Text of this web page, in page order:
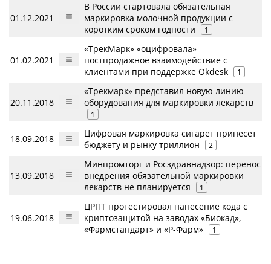
01.12.2021
В России стартовала обязательная
маркировка молочной продукции с
коротким сроком годности
1
01.02.2021
«ТрекМарк» «оцифровала»
постпродажное взаимодействие с
клиентами при поддержке Okdesk
1
20.11.2018
«Трекмарк» представил новую линию
оборудования для маркировки лекарств
1
18.09.2018
Цифровая маркировка сигарет принесет
бюджету и рынку триллион
2
13.09.2018
Минпромторг и Росздравнадзор: перенос
внедрения обязательной маркировки
лекарств не планируется
1
19.06.2018
ЦРПТ протестировал нанесение кода с
криптозащитой на заводах «Биокад»,
«Фармстандарт» и «Р-Фарм»
1